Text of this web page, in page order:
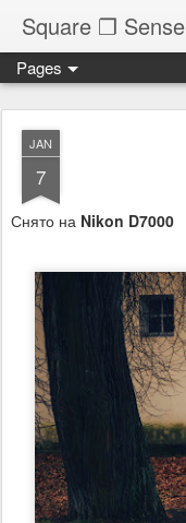
Square ❐ Sense
Pages
JAN
7
Снято на Nikon D7000